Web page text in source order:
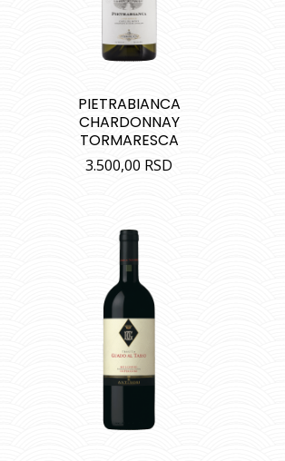
PIETRABIANCA
CHARDONNAY
TORMARESCA
3.500,00 RSD